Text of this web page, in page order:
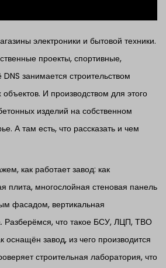
электроники и бытовой техники.
проекты, спортивные,
занимается строительством
И производством для этого
изделий на собственном
А там есть, что рассказать и чем
как работает завод: как
плита, многослойная стеновая панель
фасадом, вертикальная
Разберёмся, что такое БСУ, ЛЦП, ТВО
оснащён завод, из чего производится
строительная лаборатория, что